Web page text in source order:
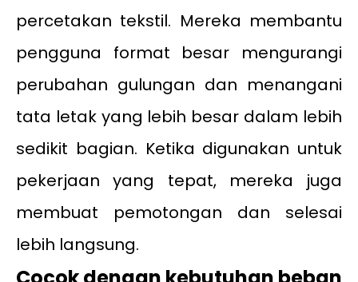
percetakan tekstil. Mereka membantu
pengguna format besar mengurangi
perubahan gulungan dan menangani
tata letak yang lebih besar dalam lebih
sedikit bagian. Ketika digunakan untuk
pekerjaan yang tepat, mereka juga
membuat pemotongan dan selesai
lebih langsung.